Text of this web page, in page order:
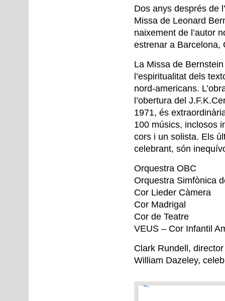
Dos anys després de
Missa de Leonard
naixement de l’autor
estrenar a Barcelona,
La Missa de
l’espiritualitat dels
nord-americans.
l’obertura del
1971, és
100 músics, inclosos
cors i un solista. Els
celebrant, són
Orquestra OBC
Orquestra Simfònica
Cor Lieder Càmera
Cor Madrigal
Cor de Teatre
VEUS– Cor Infantil
Clark Rundell, director
William Dazeley,